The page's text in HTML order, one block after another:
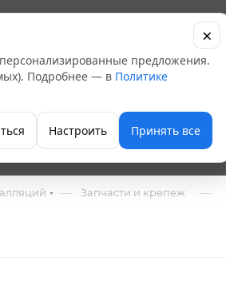
+7 (347)
оптовый
Офис-склады
— Запчасти и крепеж —
предложения.
Подробнее — в Политике
Настроить Принять все
×